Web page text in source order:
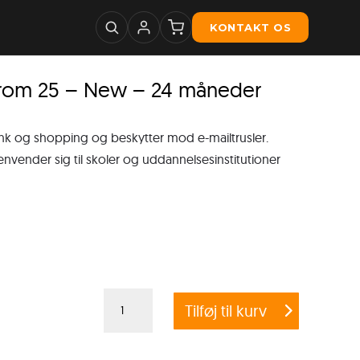
KONTAKT OS
25 – New – 24 måneder
og shopping og beskytter mod e-mailtrusler.
sig til skoler og uddannelsesinstitutioner
Tilføj til kurv